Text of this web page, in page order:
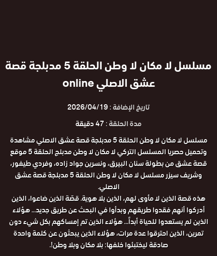
مسلسل لا مكان لا وطن الحلقة 5 مدبلجة قصة
عشق الاصلي online
تاريخ الإضافة :2026/04/19
مدة الحلقة :47 دقيقة
مسلسل لا مكان لا وطن الحلقة 5 مدبلجة قصة عشق الاصلي مشاهدة
وتحميل حصريا المسلسل التركي لا مكان لا وطن مدبلج الحلقة 5 موقع
قصة عشق من بطولة سنان البيرق، ونسرين جواد زاده، وفردي طيفور،
وشريف سيزر مسلسل لا مكان لا وطن الحلقة 5 مدبلجة قصة عشق
الاصلي.
هذه قصة الذين لا مأوى لهم، الذين بلا هوية. قصّة الذين ضاعوا، الذين
أدركوا أنهم فقدوا طريقهم وبدأوا في البحث عن طريق جديد... هؤلاء
الذين لم يستعدوا للحياة أبداً... هؤلاء الذين تم إمساكهم بكل شيء دون
تمرين، الذين احترقوا عدة مرات، هؤلاء الذين يبحثون عن كلمة واحدة
صادقة ليختبئوا خلفها: بلا مكان وبلا وطن!.